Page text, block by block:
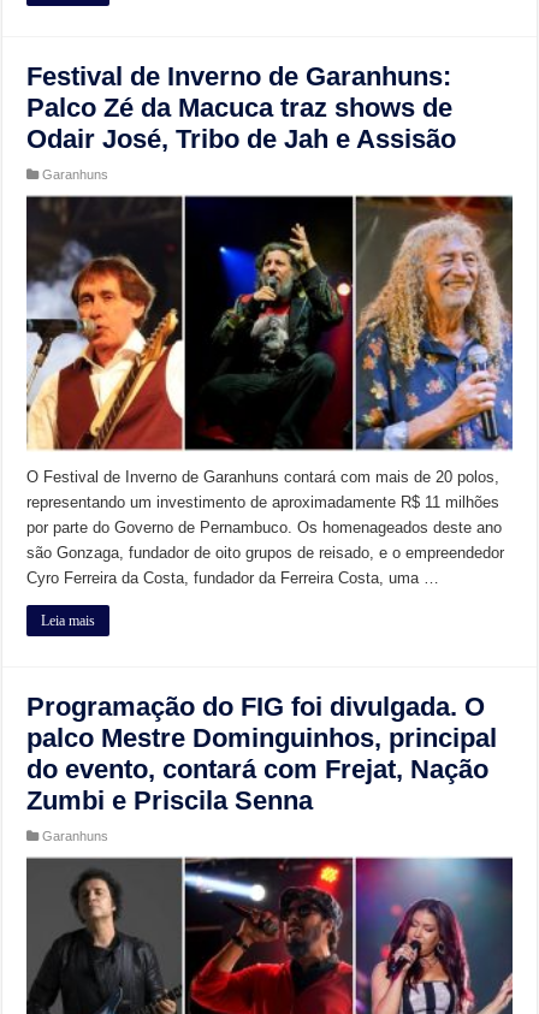
Festival de Inverno de Garanhuns:
Palco Zé da Macuca traz shows de
Odair José, Tribo de Jah e Assisão
Garanhuns
O Festival de Inverno de Garanhuns contará com mais de 20 polos,
representando um investimento de aproximadamente R$ 11 milhões
por parte do Governo de Pernambuco. Os homenageados deste ano
são Gonzaga, fundador de oito grupos de reisado, e o empreendedor
Cyro Ferreira da Costa, fundador da Ferreira Costa, uma …
Leia mais
Programação do FIG foi divulgada. O
palco Mestre Dominguinhos, principal
do evento, contará com Frejat, Nação
Zumbi e Priscila Senna
Garanhuns